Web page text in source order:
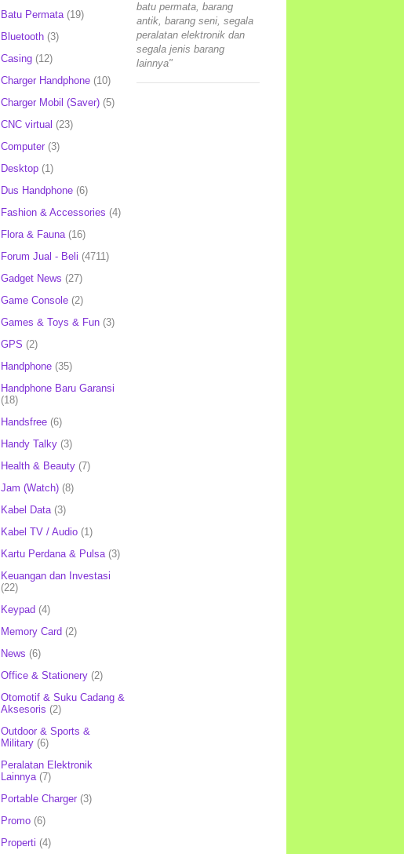
Batu Permata (19)
Bluetooth (3)
Casing (12)
Charger Handphone (10)
Charger Mobil (Saver) (5)
CNC virtual (23)
Computer (3)
Desktop (1)
Dus Handphone (6)
Fashion & Accessories (4)
Flora & Fauna (16)
Forum Jual - Beli (4711)
Gadget News (27)
Game Console (2)
Games & Toys & Fun (3)
GPS (2)
Handphone (35)
Handphone Baru Garansi
(18)
Handsfree (6)
Handy Talky (3)
Health & Beauty (7)
Jam (Watch) (8)
Kabel Data (3)
Kabel TV / Audio (1)
Kartu Perdana & Pulsa (3)
Keuangan dan Investasi
(22)
Keypad (4)
Memory Card (2)
News (6)
Office & Stationery (2)
Otomotif & Suku Cadang &
Aksesoris (2)
Outdoor & Sports &
Military (6)
Peralatan Elektronik
Lainnya (7)
Portable Charger (3)
Promo (6)
Properti (4)
batu permata, barang
antik, barang seni, segala
peralatan elektronik dan
segala jenis barang
lainnya"